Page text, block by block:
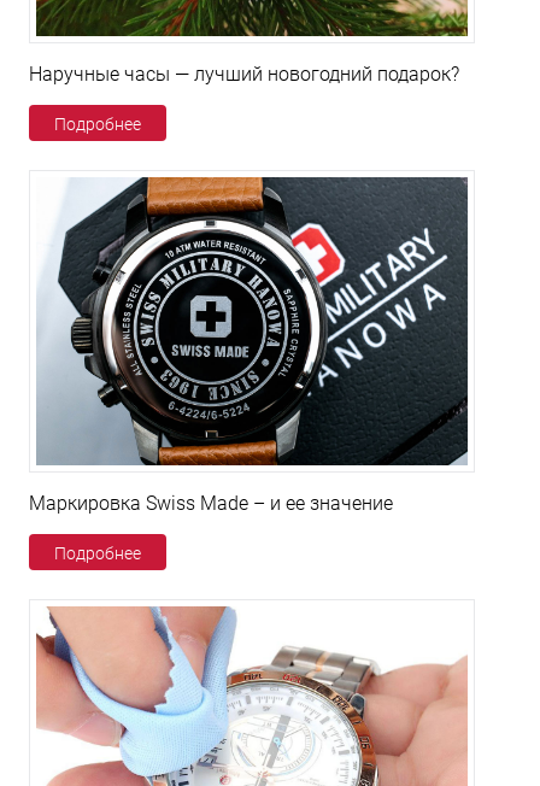
Наручные часы — лучший новогодний подарок?
Подробнее
Маркировка Swiss Made – и ее значение
Подробнее